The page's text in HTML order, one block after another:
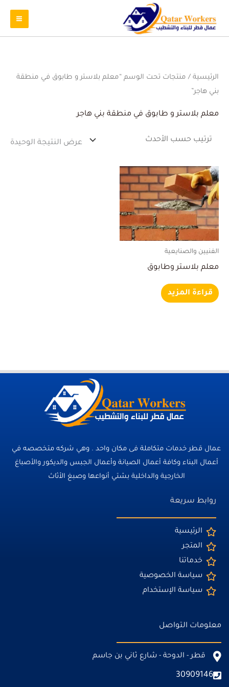
الرئيسية / منتجات تحت الوسم “معلم بلاستر و طابوق في منطقة
بني هاجر”
معلم بلاستر و طابوق في منطقة بني هاجر
عرض النتيجة الوحيدة
الفنيين والصنايعية
معلم بلاستر وطابوق
قراءة المزيد
عمال قطر خدمات متكاملة فى مكان واحد . وهي شركه متخصصه في
أعمال البناء وكافة أعمال الصيانة وأعمال الجبس والديكور والأصباغ
الخارجية والداخلية بشتي أنواعها وصبغ الأثاث
روابط سريعة
الرئيسية
المتجر
خدماتنا
سياسة الخصوصية
سياسة الإستخدام
معلومات التواصل
قطر - الدوحة - شارع ثاني بن جاسم
30909146